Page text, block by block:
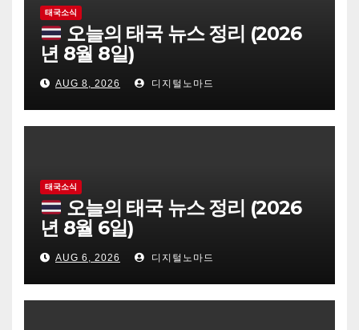
태국소식
오늘의 태국 뉴스 정리 (2026
년 8월 8일)
AUG 8, 2026 디지털노마드
태국소식
오늘의 태국 뉴스 정리 (2026
년 8월 6일)
AUG 6, 2026 디지털노마드